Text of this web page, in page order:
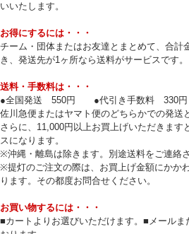
いいたします。
お得にするには・・・
チーム・団体またはお友達とまとめて、合計
き、発送先が1ヶ所なら送料がサービスです。
送料・手数料は・・・
●全国発送 550円 ●代引き手数料 330円
佐川急便またはヤマト便のどちらかでの発送
さらに、11,000円以上お買上げいただきます
スになります。
※沖縄・離島は除きます。別途送料をご連絡
※提灯のご注文の際は、お買上げ金額にかか
ります。その都度お問合せください。
お買い物するには・・・
■カートよりお選びいただけます。■メール